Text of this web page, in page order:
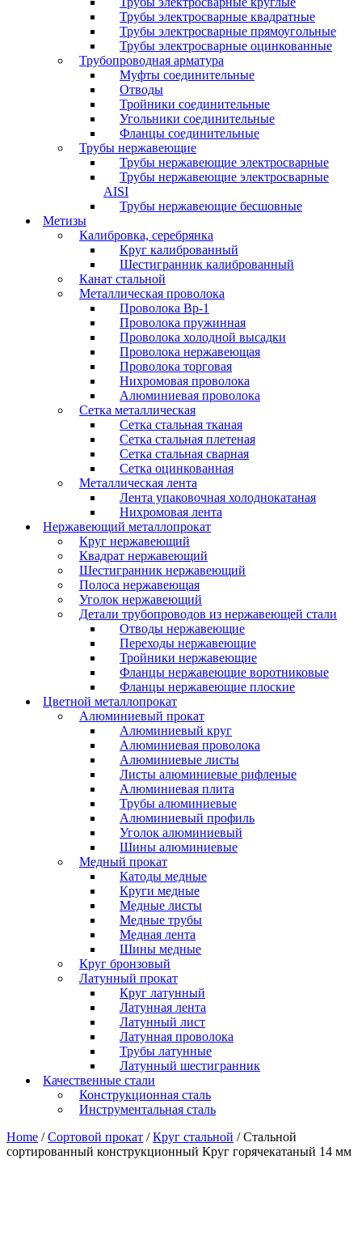
Трубы электросварные квадратные
Трубы электросварные прямоугольные
Трубы электросварные оцинкованные
Трубопроводная арматура
Муфты соединительные
Отводы
Тройники соединительные
Угольники соединительные
Фланцы соединительные
Трубы нержавеющие
Трубы нержавеющие электросварные
Трубы нержавеющие электросварные
AISI
Трубы нержавеющие бесшовные
Метизы
Калибровка, серебрянка
Круг калиброванный
Шестигранник калиброванный
Канат стальной
Металлическая проволока
Проволока Вр-1
Проволока пружинная
Проволока холодной высадки
Проволока нержавеющая
Проволока торговая
Нихромовая проволока
Алюминиевая проволока
Сетка металлическая
Сетка стальная тканая
Сетка стальная плетеная
Сетка стальная сварная
Сетка оцинкованная
Металлическая лента
Лента упаковочная холоднокатаная
Нихромовая лента
Нержавеющий металлопрокат
Круг нержавеющий
Квадрат нержавеющий
Шестигранник нержавеющий
Полоса нержавеющая
Уголок нержавеющий
Детали трубопроводов из нержавеющей стали
Отводы нержавеющие
Переходы нержавеющие
Тройники нержавеющие
Фланцы нержавеющие воротниковые
Фланцы нержавеющие плоские
Цветной металлопрокат
Алюминиевый прокат
Алюминиевый круг
Алюминиевая проволока
Алюминиевые листы
Листы алюминиевые рифленые
Алюминиевая плита
Трубы алюминиевые
Алюминиевый профиль
Уголок алюминиевый
Шины алюминиевые
Медный прокат
Катоды медные
Круги медные
Медные листы
Медные трубы
Медная лента
Шины медные
Круг бронзовый
Латунный прокат
Круг латунный
Латунная лента
Латунный лист
Латунная проволока
Трубы латунные
Латунный шестигранник
Качественные стали
Конструкционная сталь
Инструментальная сталь
Home /Сортовой прокат /Круг стальной / Стальной
сортированный конструкционный Круг горячекатаный 14 мм